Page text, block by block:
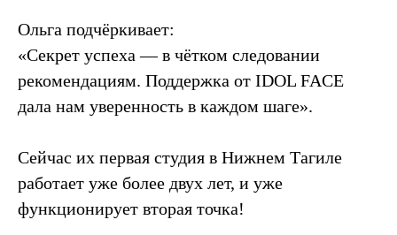
Ольга подчёркивает:
«Секрет успеха — в чётком следовании
рекомендациям. Поддержка от IDOL FACE
дала нам уверенность в каждом шаге».
Сейчас их первая студия в Нижнем Тагиле
работает уже более двух лет, и уже
функционирует вторая точка!